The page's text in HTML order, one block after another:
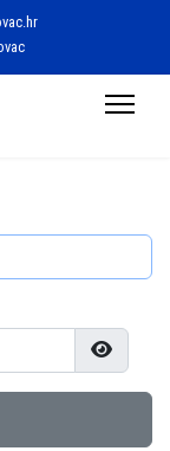
Prikaži